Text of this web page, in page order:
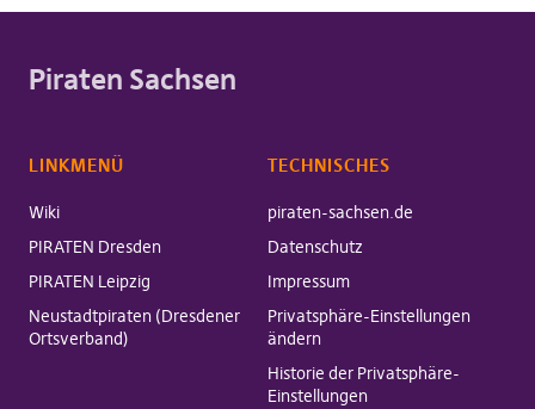
Piraten Sachsen
LINKMENÜ
Wiki
PIRATEN Dresden
PIRATEN Leipzig
Neustadtpiraten (Dresdener
Ortsverband)
TECHNISCHES
piraten-sachsen.de
Datenschutz
Impressum
Privatsphäre-Einstellungen
ändern
Historie der Privatsphäre-
Einstellungen